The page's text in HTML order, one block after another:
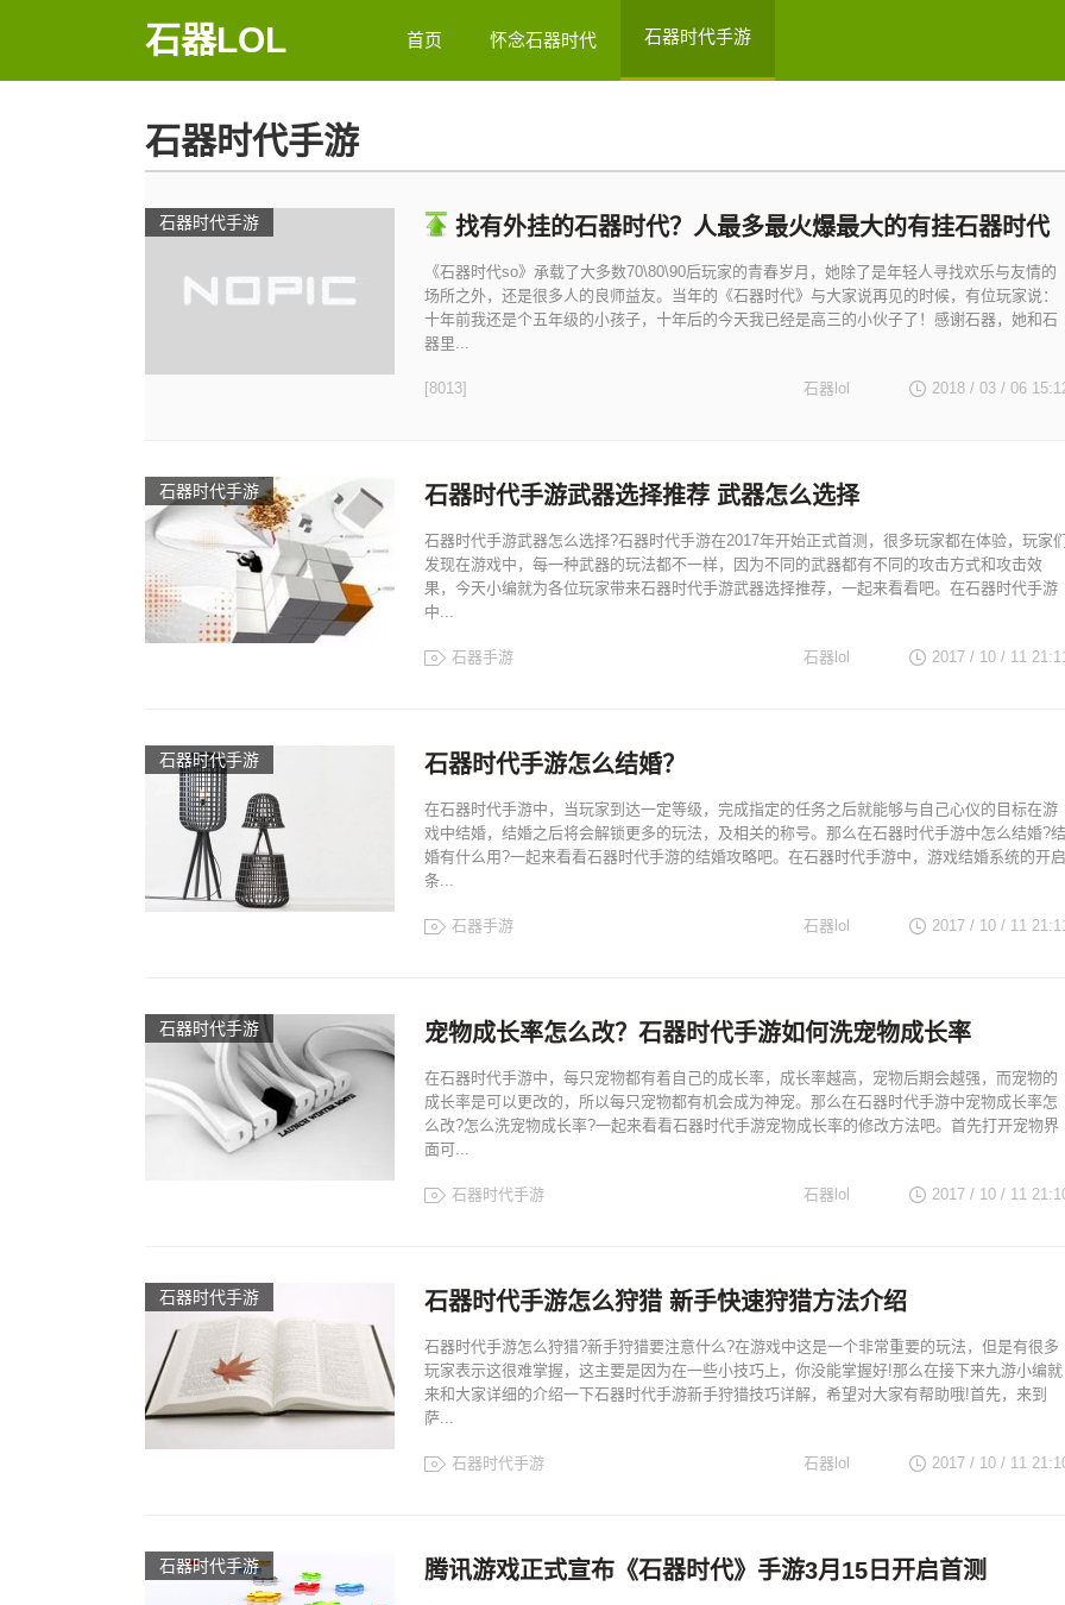
石器LOL 首页 怀念石器时代 石器时代手游
石器时代手游
石器时代手游 找有外挂的石器时代？人最多最火爆最大的有挂石器时代
《石器时代so》承载了大多数70\80\90后玩家的青春岁月，她除了是年轻人寻找欢乐与友情的
场所之外，还是很多人的良师益友。当年的《石器时代》与大家说再见的时候，有位玩家说：
十年前我还是个五年级的小孩子，十年后的今天我已经是高三的小伙子了！感谢石器，她和石
器里...
[8013] 2018 / 03 / 06
石器lol
石器时代手游 石器时代手游武器选择推荐 武器怎么选择
石器时代手游武器怎么选择?石器时代手游在2017年开始正式首测，很多玩家都在体验，玩家
发现在游戏中，每一种武器的玩法都不一样，因为不同的武器都有不同的攻击方式和攻击效
果，今天小编就为各位玩家带来石器时代手游武器选择推荐，一起来看看吧。在石器时代手游
中...
石器手游 2017 / 10 / 11
石器lol
石器时代手游 石器时代手游怎么结婚？
在石器时代手游中，当玩家到达一定等级，完成指定的任务之后就能够与自己心仪的目标在游
戏中结婚，结婚之后将会解锁更多的玩法，及相关的称号。那么在石器时代手游中怎么结婚?结
婚有什么用?一起来看看石器时代手游的结婚攻略吧。在石器时代手游中，游戏结婚系统的开启
条...
石器手游 2017 / 10 / 11
石器lol
石器时代手游 宠物成长率怎么改？石器时代手游如何洗宠物成长率
在石器时代手游中，每只宠物都有着自己的成长率，成长率越高，宠物后期会越强，而宠物的
成长率是可以更改的，所以每只宠物都有机会成为神宠。那么在石器时代手游中宠物成长率怎
么改?怎么洗宠物成长率?一起来看看石器时代手游宠物成长率的修改方法吧。首先打开宠物界
面可...
石器时代手游 2017 / 10 / 11
石器lol
石器时代手游 石器时代手游怎么狩猎 新手快速狩猎方法介绍
石器时代手游怎么狩猎?新手狩猎要注意什么?在游戏中这是一个非常重要的玩法，但是有很多
玩家表示这很难掌握，这主要是因为在一些小技巧上，你没能掌握好!那么在接下来九游小编就
来和大家详细的介绍一下石器时代手游新手狩猎技巧详解，希望对大家有帮助哦!首先，来到
萨...
石器时代手游 2017 / 10 / 11
石器lol
石器时代手游 腾讯游戏正式宣布《石器时代》手游3月15日开启首测